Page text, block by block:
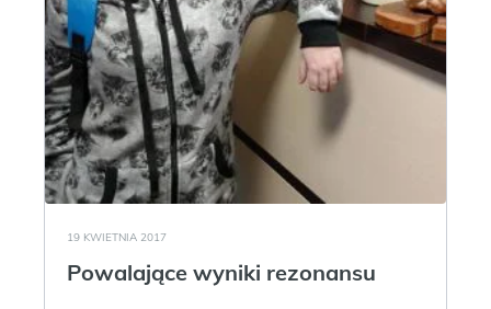
19 KWIETNIA 2017
Powalające wyniki rezonansu